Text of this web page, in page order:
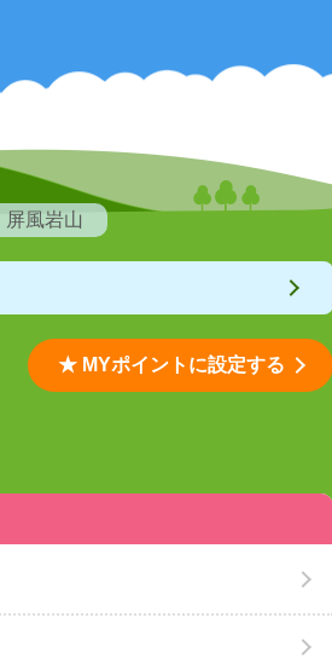
屏風岩山
★ MYポイントに設定する